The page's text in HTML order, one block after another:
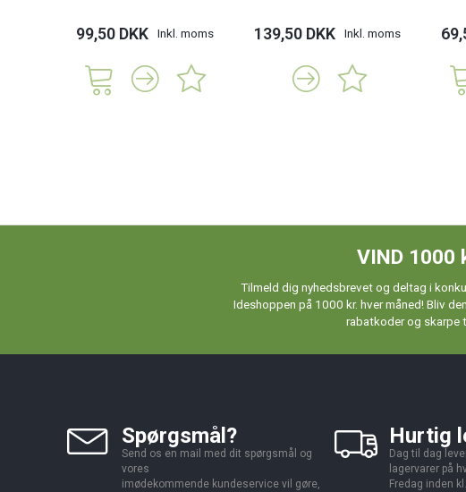
99,50 DKK Inkl. moms 139,50 DKK Inkl. moms
VIND 1000
Tilmeld dig nyhedsbrevet og deltag i
Ideshoppen på 1000 kr. hver måned! Bliv
rabatkoder og skarpe
Spørgsmål?
Send os en mail med dit spørgsmål og
vores
imødekommende kundeservice vil gøre,
Hurtig
Dag til dag
lagervarer på
Fredag inden